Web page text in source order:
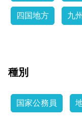
四国地方 九
種別
国家公務員